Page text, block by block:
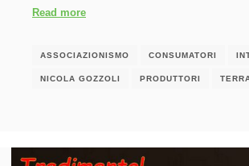
Read more
ASSOCIAZIONISMO CONSUMATORI
NICOLA GOZZOLI PRODUTTORI